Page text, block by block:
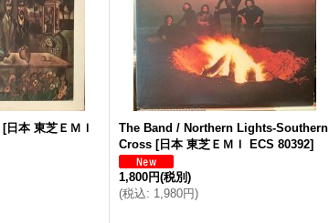
[日本 東芝ＥＭＩ
The Band / Northern Lights-Southern
Cross [日本 東芝ＥＭＩ ECS 80392]
1,800円(税別)
(税込: 1,980円)